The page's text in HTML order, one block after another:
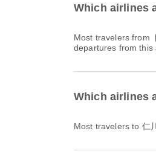
Which airlines
Most travelers from
departures from this
Which airlines
Most travelers to 仁